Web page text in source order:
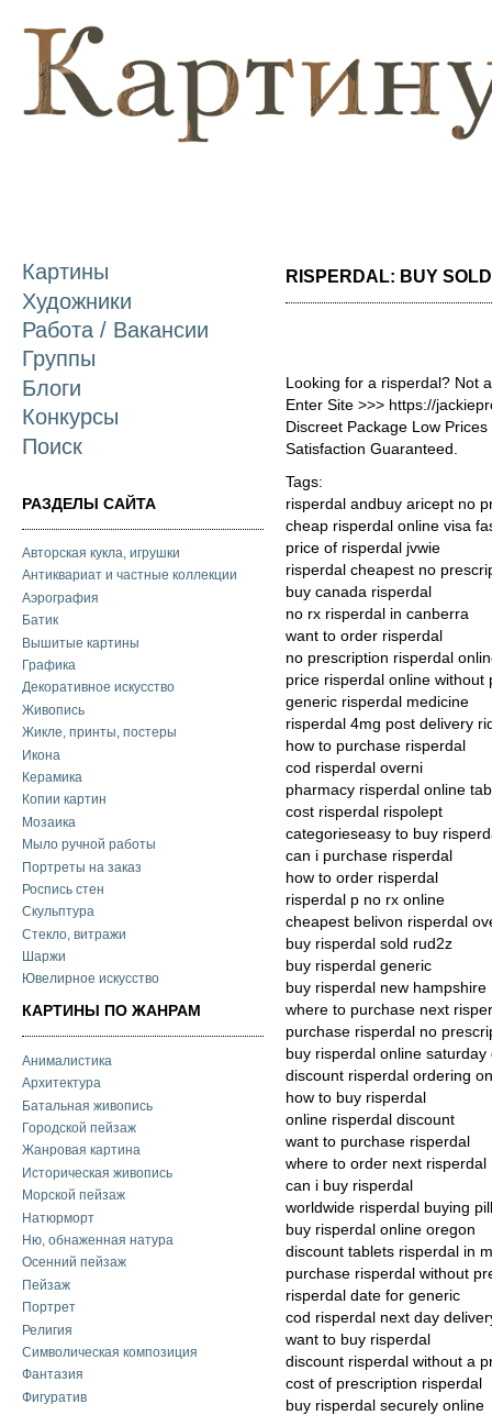
Картины
Художники
Работа / Вакансии
Группы
Блоги
Конкурсы
Поиск
РАЗДЕЛЫ САЙТА
Авторская кукла, игрушки
Антиквариат и частные коллекции
Аэрография
Батик
Вышитые картины
Графика
Декоративное искусство
Живопись
Жикле, принты, постеры
Икона
Керамика
Копии картин
Мозаика
Мыло ручной работы
Портреты на заказ
Роспись стен
Скульптура
Стекло, витражи
Шаржи
Ювелирное искусство
КАРТИНЫ ПО ЖАНРАМ
Анималистика
Архитектура
Батальная живопись
Городской пейзаж
Жанровая картина
Историческая живопись
Морской пейзаж
Натюрморт
Ню, обнаженная натура
Осенний пейзаж
Пейзаж
Портрет
Религия
Символическая композиция
Фантазия
Фигуратив
RISPERDAL: BUY
Looking for a risperdal? Not
Enter Site >>> https://
Discreet Package Low
Satisfaction Guaranteed.
Tags:
risperdal andbuy aricept no
cheap risperdal online visa
price of risperdal jvwie
risperdal cheapest no
buy canada risperdal
no rx risperdal in canberra
want to order risperdal
no prescription risperdal
price risperdal online without
generic risperdal medicine
risperdal 4mg post delivery
how to purchase risperdal
cod risperdal overni
pharmacy risperdal online
cost risperdal rispolept
categorieseasy to buy
can i purchase risperdal
how to order risperdal
risperdal p no rx online
cheapest belivon risperdal
buy risperdal sold rud2z
buy risperdal generic
buy risperdal new hampshire
where to purchase next
purchase risperdal no
buy risperdal online saturday
discount risperdal ordering
how to buy risperdal
online risperdal discount
want to purchase risperdal
where to order next risperdal
can i buy risperdal
worldwide risperdal buying
buy risperdal online oregon
discount tablets risperdal in
purchase risperdal without
risperdal date for generic
cod risperdal next day
want to buy risperdal
discount risperdal without a
cost of prescription risperdal
buy risperdal securely online